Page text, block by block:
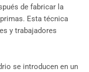
de fabricar la
Esta técnica
y trabajadores
se introducen en un